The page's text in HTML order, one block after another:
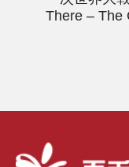
There – The